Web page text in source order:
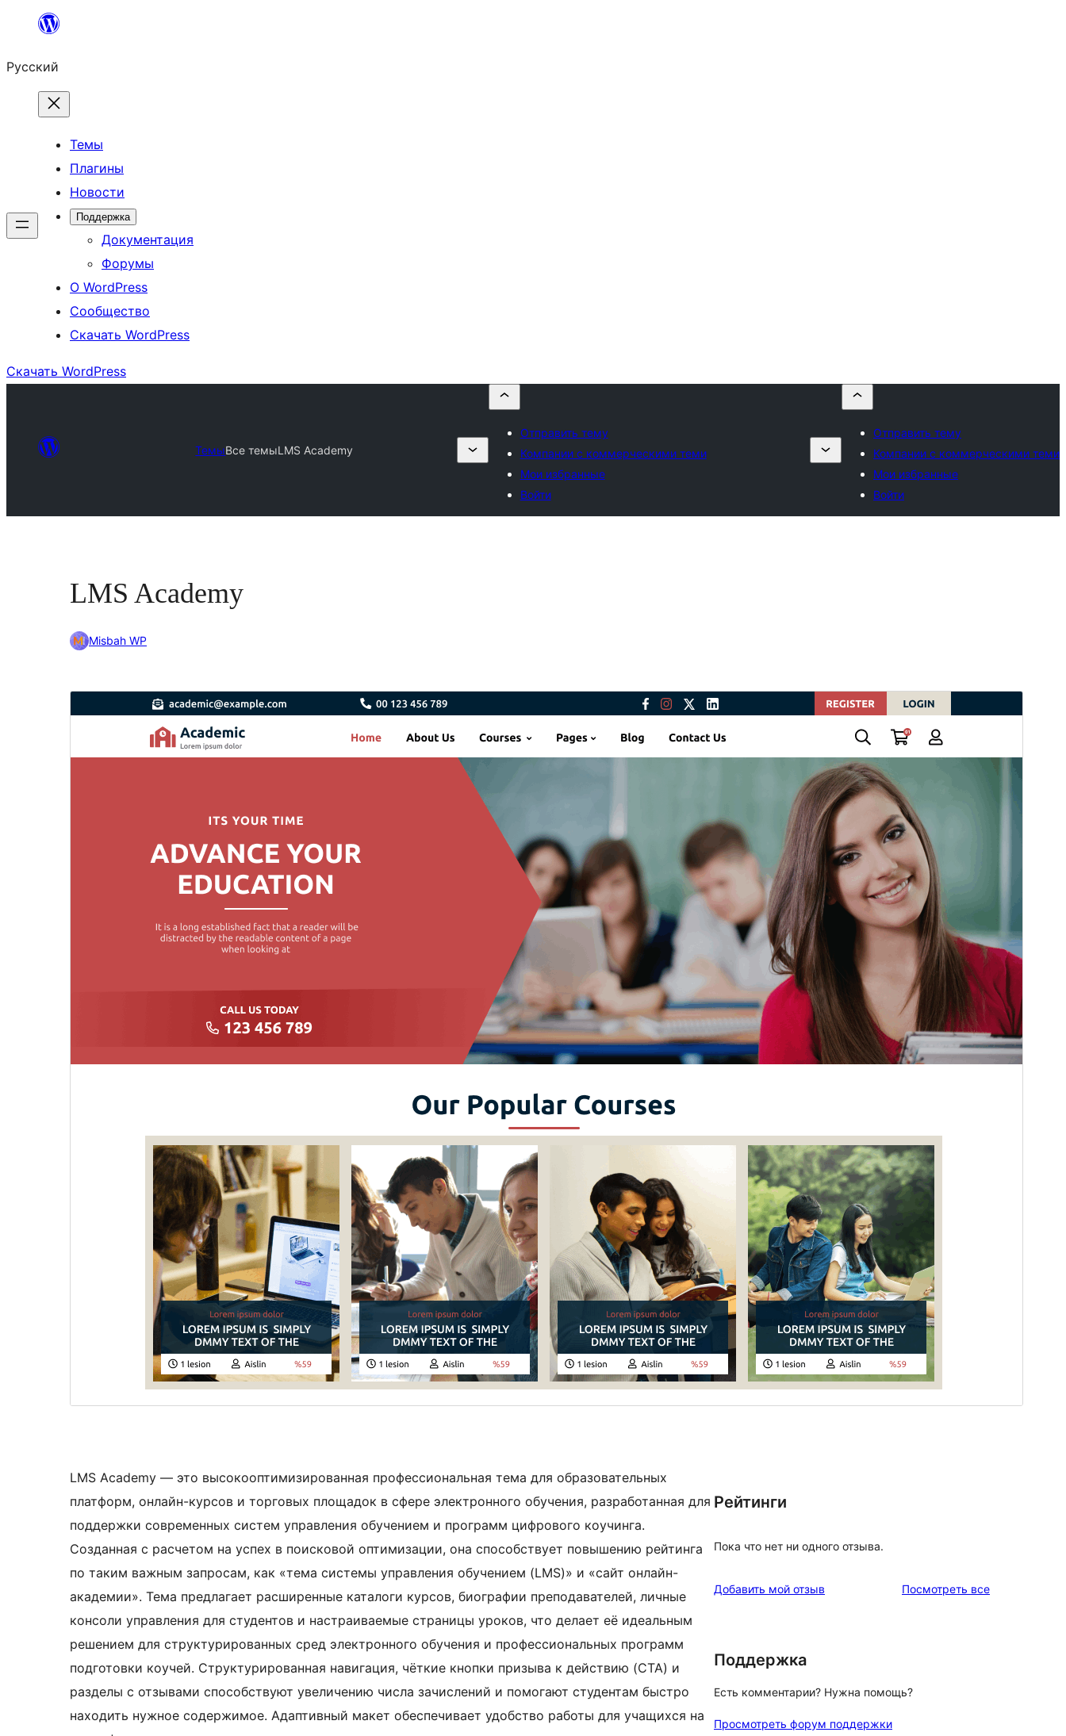
Перейти
содержимому
Русский
Темы
Плагины
Новости
Поддержка
Документация
Форумы
О WordPress
Сообщество
Скачать WordPress
Скачать WordPress
ТемыВсе темыLMS Academy
Отправить тему
Компании с коммерческими теми
Мои избранные
Войти
Отправить тему
Компании с коммерческими теми
Мои избранные
Войти
LMS Academy
Misbah WP
Коммерческая тема
Эта тема бесплатна, но предлагает
дополнительные платные коммерческие
улучшения или поддержку.
ПросмотретьСкачать
Это дочерняя тема дляLMS Education
Последние изменения
10 июля, 2026
Активные установки
40+
Версия WordPress
5.0
Версия PHP
7.2
Главная страница темы
LMS Academy — это высокооптимизированная профессиональная тема для образовательных
платформ, онлайн-курсов и торговых площадок в сфере электронного обучения, разработанная для
поддержки современных систем управления обучением и программ цифрового коучинга.
Созданная с расчетом на успех в поисковой оптимизации, она способствует повышению рейтинга
по таким важным запросам, как «тема системы управления обучением (LMS)» и «сайт онлайн-
академии». Тема предлагает расширенные каталоги курсов, биографии преподавателей, личные
консоли управления для студентов и настраиваемые страницы уроков, что делает её идеальным
решением для структурированных сред электронного обучения и профессиональных программ
подготовки коучей. Структурированная навигация, чёткие кнопки призыва к действию (CTA) и
разделы с отзывами способствуют увеличению числа зачислений и помогают студентам быстро
находить нужное содержимое. Адаптивный макет обеспечивает удобство работы для учащихся на
Рейтинги
Пока что нет ни одного отзыва.
Добавить мой отзыв Посмотреть всеотзывы
Поддержка
Есть комментарии? Нужна помощь?
Просмотреть форум поддержки